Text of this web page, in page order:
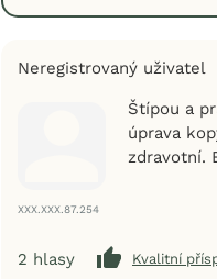
Neregistrovaný uživatel
XXX.XXX.87.254
Štípou a
úprava
zdravotní.
2 hlasy Kvalitní